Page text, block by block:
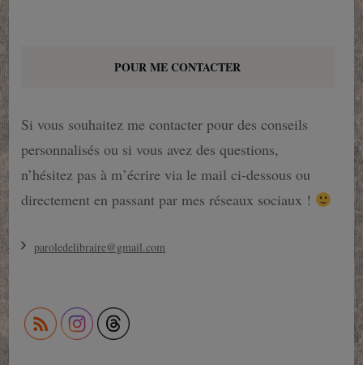
POUR ME CONTACTER
Si vous souhaitez me contacter pour des conseils
personnalisés ou si vous avez des questions,
n’hésitez pas à m’écrire via le mail ci-dessous ou
directement en passant par mes réseaux sociaux !
paroledelibraire@gmail.com